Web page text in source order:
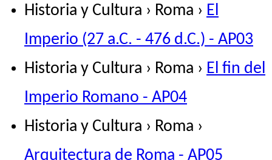
Historia y Cultura › Roma › El
Imperio (27 a.C. - 476 d.C.) - AP03
Historia y Cultura › Roma › El fin del
Imperio Romano - AP04
Historia y Cultura › Roma ›
Arquitectura de Roma - AP05